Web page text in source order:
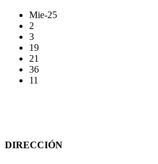
Mie-25
2
3
19
21
36
11
DIRECCIÓN